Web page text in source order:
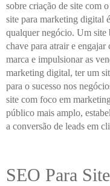
sobre criação de site com
site para marketing digital
qualquer negócio. Um site
chave para atrair e
marca e impulsionar as
marketing digital, ter um
para o sucesso nos
site com foco em
público mais amplo,
a conversão de leads em
SEO Para